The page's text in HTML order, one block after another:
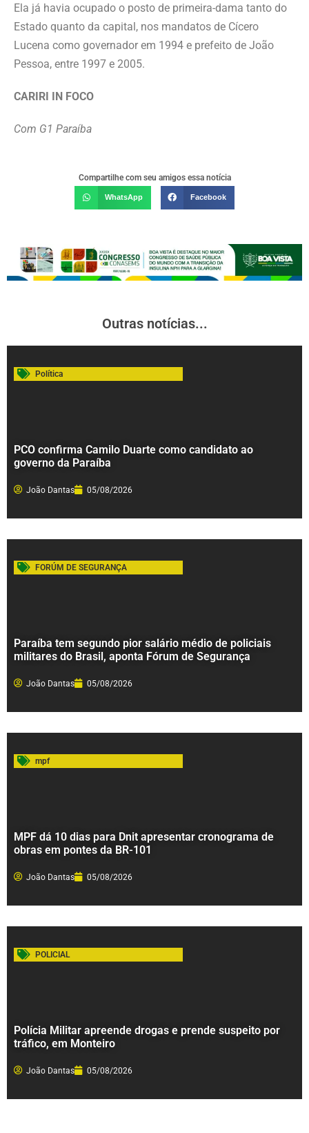
Ela já havia ocupado o posto de primeira-dama tanto do
Estado quanto da capital, nos mandatos de Cícero
Lucena como governador em 1994 e prefeito de João
Pessoa, entre 1997 e 2005.
CARIRI IN FOCO
Com G1 Paraíba
Compartilhe com seu amigos essa notícia
WhatsApp Facebook
Outras notícias...
Política
PCO confirma Camilo Duarte como candidato ao
governo da Paraíba
João Dantas 05/08/2026
FORÚM DE SEGURANÇA
Paraíba tem segundo pior salário médio de policiais
militares do Brasil, aponta Fórum de Segurança
João Dantas 05/08/2026
mpf
MPF dá 10 dias para Dnit apresentar cronograma de
obras em pontes da BR-101
João Dantas 05/08/2026
POLICIAL
Polícia Militar apreende drogas e prende suspeito por
tráfico, em Monteiro
João Dantas 05/08/2026